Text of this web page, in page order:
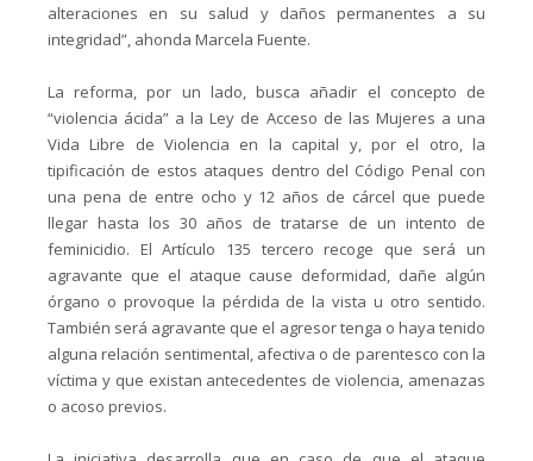
alteraciones en su salud y daños permanentes a su
integridad”, ahonda Marcela Fuente.
La reforma, por un lado, busca añadir el concepto de
“violencia ácida” a la Ley de Acceso de las Mujeres a una
Vida Libre de Violencia en la capital y, por el otro, la
tipificación de estos ataques dentro del Código Penal con
una pena de entre ocho y 12 años de cárcel que puede
llegar hasta los 30 años de tratarse de un intento de
feminicidio. El Artículo 135 tercero recoge que será un
agravante que el ataque cause deformidad, dañe algún
órgano o provoque la pérdida de la vista u otro sentido.
También será agravante que el agresor tenga o haya tenido
alguna relación sentimental, afectiva o de parentesco con la
víctima y que existan antecedentes de violencia, amenazas
o acoso previos.